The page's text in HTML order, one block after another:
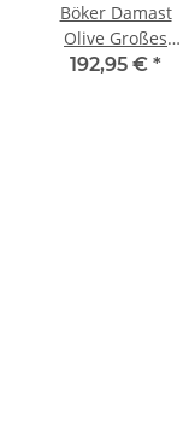
Böker Damast
Olive Großes
Kochmesser
192,95 € *